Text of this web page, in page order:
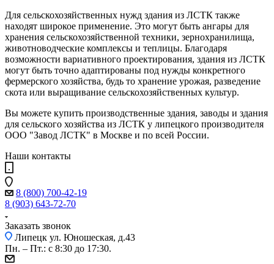
Для сельскохозяйственных нужд здания из ЛСТК также
находят широкое применение. Это могут быть ангары для
хранения сельскохозяйственной техники, зернохранилища,
животноводческие комплексы и теплицы. Благодаря
возможности вариативного проектирования, здания из ЛСТК
могут быть точно адаптированы под нужды конкретного
фермерского хозяйства, будь то хранение урожая, разведение
скота или выращивание сельскохозяйственных культур.
Вы можете купить производственные здания, заводы и здания
для сельского хозяйства из ЛСТК у липецкого производителя
ООО "Завод ЛСТК" в Москве и по всей России.
Наши контакты
8 (800) 700-42-19
8 (903) 643-72-70
Заказать звонок
Липецк ул. Юношеская, д.43
Пн. – Пт.: с 8:30 до 17:30.